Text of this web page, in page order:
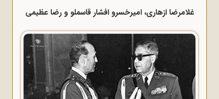
غلامرضا ازهاری، امیرخسرو افشار قاسملو و رضا عظیمی